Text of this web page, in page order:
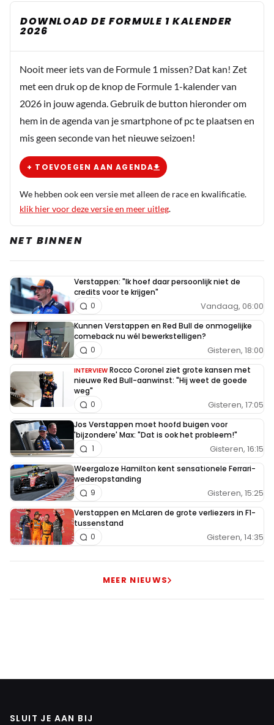
DOWNLOAD DE FORMULE 1 KALENDER
2026
Nooit meer iets van de Formule 1 missen? Dat kan! Zet
met een druk op de knop de Formule 1-kalender van
2026 in jouw agenda. Gebruik de button hieronder om
hem in de agenda van je smartphone of pc te plaatsen en
mis geen seconde van het nieuwe seizoen!
+ TOEVOEGEN AAN AGENDA
We hebben ook een versie met alleen de race en kwalificatie.
klik hier voor deze versie en meer uitleg.
NET BINNEN
Verstappen: "Ik hoef daar persoonlijk niet de
credits voor te krijgen"
Vandaag, 06:00
0
Kunnen Verstappen en Red Bull de onmogelijke
comeback nu wél bewerkstelligen?
Gisteren, 18:00
0
INTERVIEW Rocco Coronel ziet grote kansen met
nieuwe Red Bull-aanwinst: "Hij weet de goede
weg"
Gisteren, 17:05
0
Jos Verstappen moet hoofd buigen voor
'bijzondere' Max: "Dat is ook het probleem!"
Gisteren, 16:15
1
Weergaloze Hamilton kent sensationele Ferrari-
wederopstanding
Gisteren, 15:25
9
Verstappen en McLaren de grote verliezers in F1-
tussenstand
Gisteren, 14:35
0
MEER NIEUWS
SLUIT JE AAN BIJ